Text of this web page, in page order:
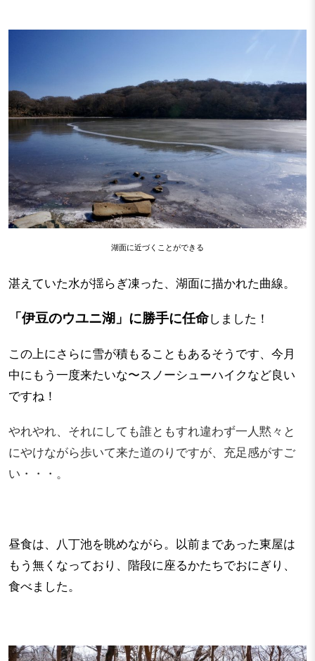
湖面に近づくことができる
湛えていた水が揺らぎ凍った、湖面に描かれた曲線。
「伊豆のウユニ湖」に勝手に任命しました！
この上にさらに雪が積もることもあるそうです、今月
中にもう一度来たいな〜スノーシューハイクなど良い
ですね！
やれやれ、それにしても誰ともすれ違わず一人黙々と
にやけながら歩いて来た道のりですが、充足感がすご
い・・・。
昼食は、八丁池を眺めながら。以前まであった東屋は
もう無くなっており、階段に座るかたちでおにぎり、
食べました。